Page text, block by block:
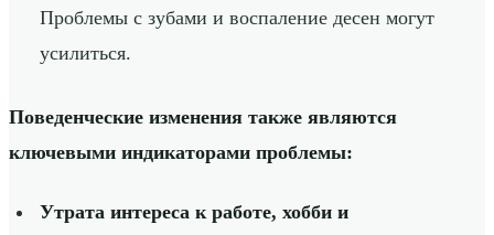
Проблемы с зубами и воспаление десен могут
усилиться.
Поведенческие изменения также являются
ключевыми индикаторами проблемы:
Утрата интереса к работе, хобби и